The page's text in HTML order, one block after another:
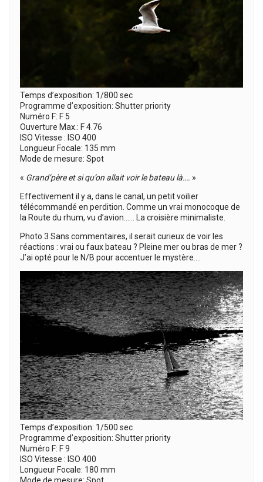
Temps d’exposition: 1/800 sec
Programme d’exposition: Shutter priority
Numéro F: F 5
Ouverture Max.: F 4.76
ISO Vitesse : ISO 400
Longueur Focale: 135 mm
Mode de mesure: Spot
« Grand’père et si qu’on allait voir le bateau là…. »
Effectivement il y a, dans le canal, un petit voilier
télécommandé en perdition. Comme un vrai monocoque de
la Route du rhum, vu d’avion…… La croisière minimaliste.
Photo 3 Sans commentaires, il serait curieux de voir les
réactions : vrai ou faux bateau ? Pleine mer ou bras de mer ?
J’ai opté pour le N/B pour accentuer le mystère….
Temps d’exposition: 1/500 sec
Programme d’exposition: Shutter priority
Numéro F: F 9
ISO Vitesse : ISO 400
Longueur Focale: 180 mm